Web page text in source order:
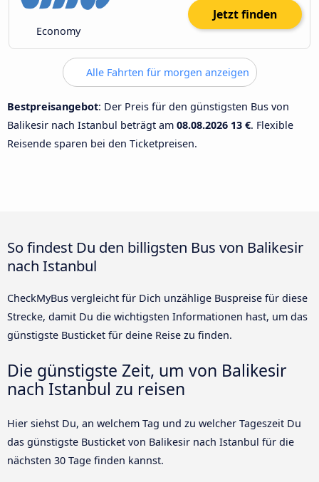
Economy
Jetzt finden
Alle Fahrten für morgen anzeigen
Bestpreisangebot: Der Preis für den günstigsten Bus von
Balikesir nach Istanbul beträgt am 08.08.2026 13 €. Flexible
Reisende sparen bei den Ticketpreisen.
So findest Du den billigsten Bus von Balikesir
nach Istanbul
CheckMyBus vergleicht für Dich unzählige Buspreise für diese
Strecke, damit Du die wichtigsten Informationen hast, um das
günstigste Busticket für deine Reise zu finden.
Die günstigste Zeit, um von Balikesir
nach Istanbul zu reisen
Hier siehst Du, an welchem Tag und zu welcher Tageszeit Du
das günstigste Busticket von Balikesir nach Istanbul für die
nächsten 30 Tage finden kannst.